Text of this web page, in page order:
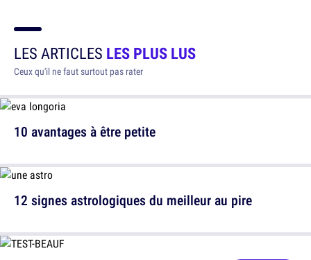
LES ARTICLES LES PLUS LUS
Ceux qu'il ne faut surtout pas rater
10 avantages à être petite
12 signes astrologiques du meilleur au pire